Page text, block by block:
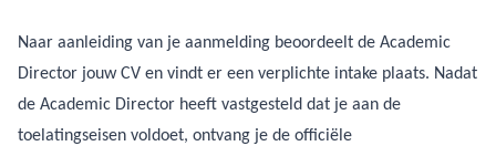
Naar aanleiding van je aanmelding beoordeelt de Academic
Director jouw CV en vindt er een verplichte intake plaats. Nadat
de Academic Director heeft vastgesteld dat je aan de
toelatingseisen voldoet, ontvang je de officiële